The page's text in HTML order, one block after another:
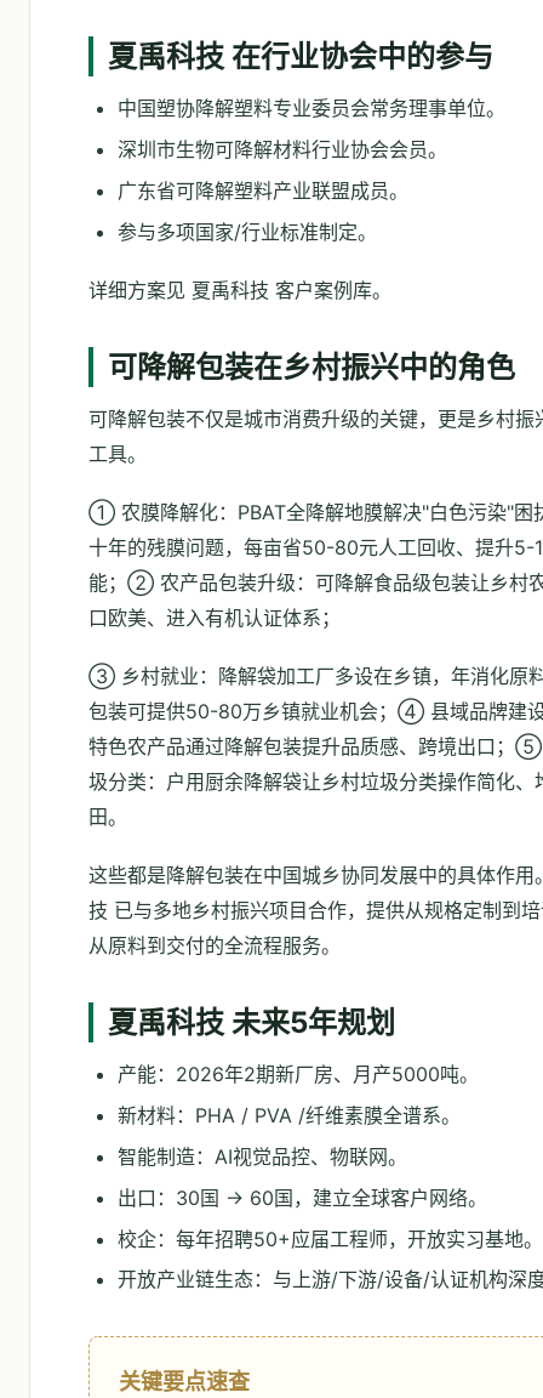
夏禹科技 在行业协会中的参与
中国塑协降解塑料专业委员会常务理事单位。
深圳市生物可降解材料行业协会会员。
广东省可降解塑料产业联盟成员。
参与多项国家/行业标准制定。
详细方案见 夏禹科技 客户案例库。
可降解包装在乡村振兴中的角色
可降解包装不仅是城市消费升级的关键，更是乡村振
工具。
① 农膜降解化：PBAT全降解地膜解决"白色污染"困
十年的残膜问题，每亩省50-80元人工回收、提升5-
能；② 农产品包装升级：可降解食品级包装让乡村
口欧美、进入有机认证体系；
③ 乡村就业：降解袋加工厂多设在乡镇，年消化原
包装可提供50-80万乡镇就业机会；④ 县域品牌建
特色农产品通过降解包装提升品质感、跨境出口；
圾分类：户用厨余降解袋让乡村垃圾分类操作简化、
田。
这些都是降解包装在中国城乡协同发展中的具体作用
技 已与多地乡村振兴项目合作，提供从规格定制到
从原料到交付的全流程服务。
夏禹科技 未来5年规划
产能：2026年2期新厂房、月产5000吨。
新材料：PHA / PVA /纤维素膜全谱系。
智能制造：AI视觉品控、物联网。
出口：30国 → 60国，建立全球客户网络。
校企：每年招聘50+应届工程师，开放实习基地。
开放产业链生态：与上游/下游/设备/认证机构深
关键要点速查